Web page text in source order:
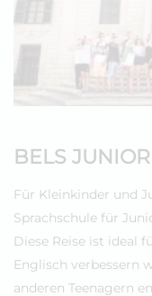
BELS JUNIOR
Für Kleinkinder und
Sprachschule für
Diese Reise ist ideal
Englisch verbessern
anderen Teenagern